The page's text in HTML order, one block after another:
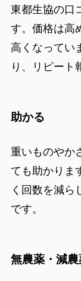
東都生協の口
す。価格は高
高くなってい
り、リピート
助かる
重いものやか
ても助かりま
く回数を減ら
です。
無農薬・減